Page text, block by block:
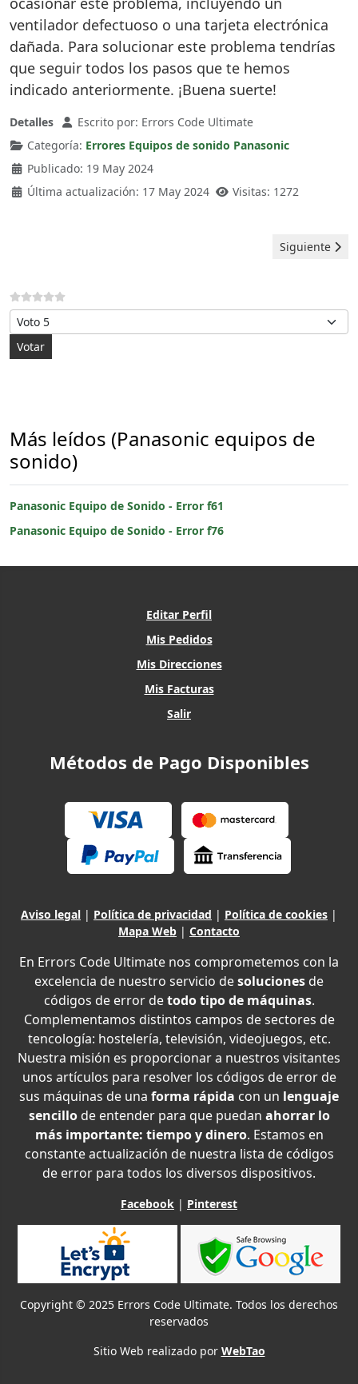
ventilador defectuoso o una tarjeta electrónica
dañada. Para solucionar este problema tendrías
que seguir todos los pasos que te hemos
indicado anteriormente. ¡Buena suerte!
Detalles Escrito por: Errors Code Ultimate
Categoría: Errores Equipos de sonido Panasonic
Publicado: 19 May 2024
Última actualización: 17 May 2024
Visitas: 1272
Artículo
Siguiente
Por favor, vote
Más leídos (Panasonic equipos de
sonido)
Panasonic Equipo de Sonido - Error f61
Panasonic Equipo de Sonido - Error f76
Editar Perfil
Mis Pedidos
Mis Direcciones
Mis Facturas
Salir
Métodos de Pago Disponibles
Aviso legal | Política de privacidad | Política de cookies |
Mapa Web | Contacto
En Errors Code Ultimate nos comprometemos con la
excelencia de nuestro servicio desoluciones de
códigos de error detodo tipo de máquinas.
Complementamos distintos campos de sectores de
tencología: hostelería, televisión, videojuegos, etc.
Nuestra misión es proporcionar a nuestros visitantes
unos artículos para resolver los códigos de error de
sus máquinas de una forma rápida con un lenguaje
sencillode entender para que puedan ahorrar lo
más importante: tiempo y dinero. Estamos en
constante actualización de nuestra lista de códigos
de error para todos los diversos dispositivos.
Facebook | Pinterest
Copyright © 2025 Errors Code Ultimate. Todos los derechos
reservados
Sitio Web realizado por WebTao